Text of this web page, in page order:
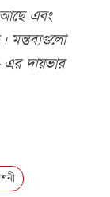
আছে এবং
মন্তব্যগুলো
দায়ভার